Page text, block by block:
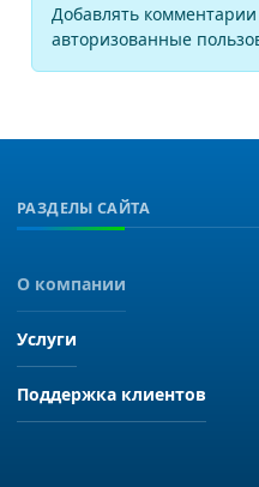
Добавлять комментарии
авторизованные
РАЗДЕЛЫ САЙТА
О компании
Услуги
Поддержка клиентов